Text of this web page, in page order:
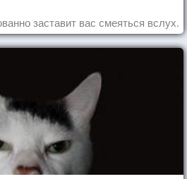
заставит вас смеяться вслух.